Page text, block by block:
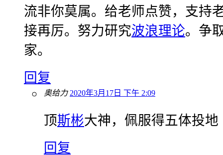
流非你莫属。给老师点赞，支持
接再厉。努力研究波浪理论。争
家。
回复
奥给力 2020年3月17日 下午 2:09
顶斯彬大神，佩服得五体投地
回复